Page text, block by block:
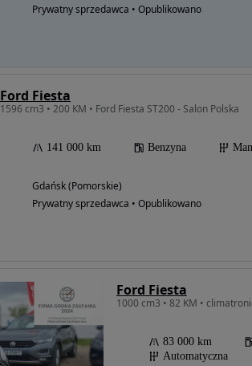
Prywatny sprzedawca • Opublikowano
Ford Fiesta
1596 cm3 • 200 KM • Ford Fiesta ST200 - Salon Polska
141 000 km Benzyna
Gdańsk (Pomorskie)
Prywatny sprzedawca • Opublikowano
Ford Fiesta
1000 cm3 • 82 KM •
83 000 km
Automatyczna